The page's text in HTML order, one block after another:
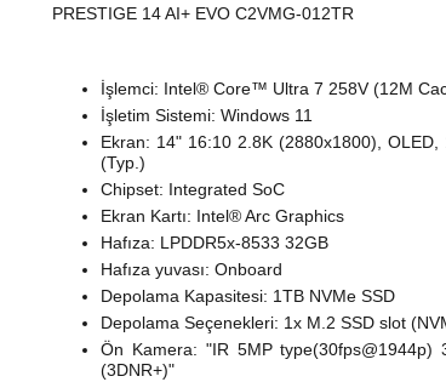
PRESTIGE 14 AI+ EVO C2VMG-012TR
İşlemci: Intel® Core™ Ultra 7 258V (12M
İşletim Sistemi: Windows 11
Ekran: 14" 16:10 2.8K (2880x1800), OLED,
(Typ.)
Chipset: Integrated SoC
Ekran Kartı: Intel® Arc Graphics
Hafıza: LPDDR5x-8533 32GB
Hafıza yuvası: Onboard
Depolama Kapasitesi: 1TB NVMe SSD
Depolama Seçenekleri: 1x M.2 SSD slot
Ön Kamera: "IR 5MP type(30fps@1944p)
(3DNR+)"